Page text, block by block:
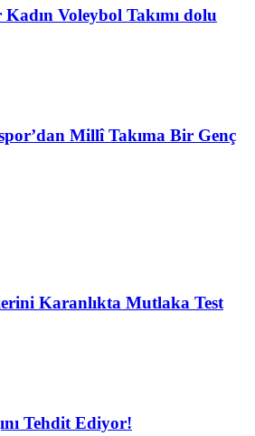
Kadın Voleybol Takımı dolu
Millî Takıma Bir Genç
Karanlıkta Mutlaka Test
Tehdit Ediyor!